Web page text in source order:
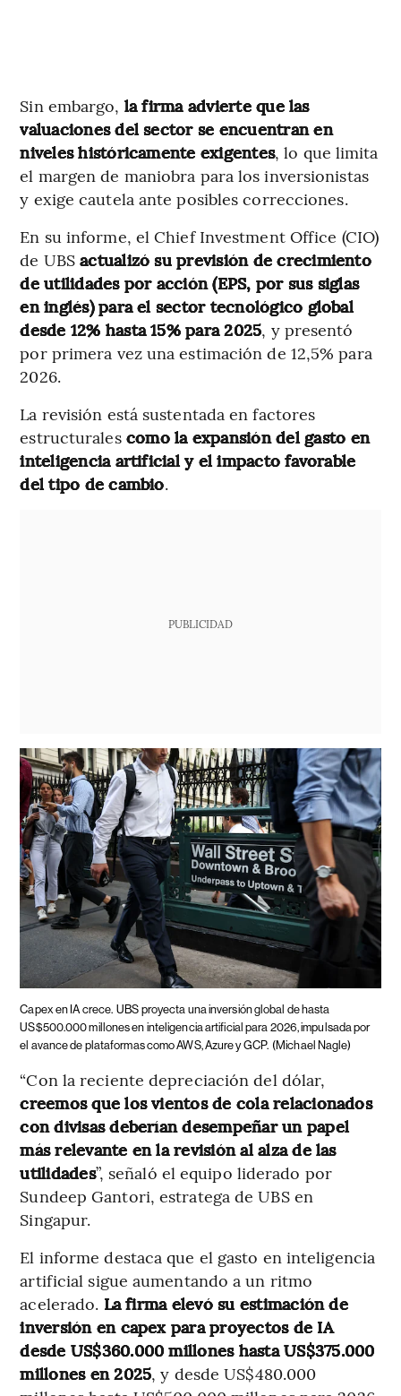
Sin embargo, la firma advierte que las
valuaciones del sector se encuentran en
niveles históricamente exigentes, lo que limita
el margen de maniobra para los inversionistas
y exige cautela ante posibles correcciones.
En su informe, el Chief Investment Office (CIO)
de UBSactualizó su previsión de crecimiento
de utilidades por acción (EPS, por sus siglas
en inglés) para el sector tecnológico global
desde 12% hasta 15% para 2025, y presentó
por primera vez una estimación de 12,5% para
2026.
La revisión está sustentada en factores
estructurales como la expansión del gasto en
inteligencia artificial y el impacto favorable
del tipo de cambio.
PUBLICIDAD
Capex en IA crece. UBS proyecta una inversión global de hasta
US$500.000 millones en inteligencia artificial para 2026, impulsada por
el avance de plataformas como AWS, Azure y GCP. (Michael Nagle)
“Con la reciente depreciación del dólar,
creemos que los vientos de cola relacionados
con divisas deberían desempeñar un papel
más relevante en la revisión al alza de las
utilidades”, señaló el equipo liderado por
Sundeep Gantori, estratega de UBS en
Singapur.
El informe destaca que el gasto en inteligencia
artificial sigue aumentando a un ritmo
acelerado. La firma elevó su estimación de
inversión en capex para proyectos de IA
desde US$360.000 millones hasta US$375.000
millones en 2025, y desde US$480.000